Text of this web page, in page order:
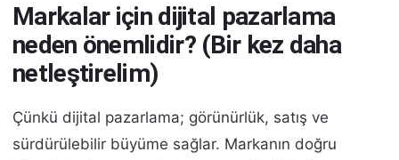
Markalar için dijital pazarlama
neden önemlidir? (Bir kez daha
netleştirelim)
Çünkü dijital pazarlama; görünürlük, satış ve
sürdürülebilir büyüme sağlar. Markanın doğru